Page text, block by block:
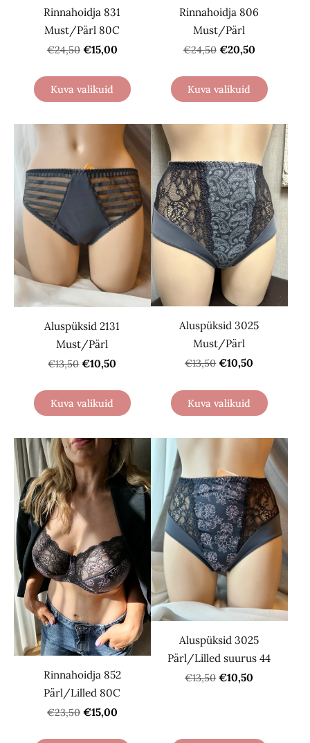
Rinnahoidja 831
Must/Pärl 80C
€24,50 €15,00
Kuva valikuid
Rinnahoidja 806
Must/Pärl
€24,50 €20,50
Kuva valikuid
Aluspüksid 2131
Must/Pärl
€13,50 €10,50
Kuva valikuid
Aluspüksid 3025
Must/Pärl
€13,50 €10,50
Kuva valikuid
Rinnahoidja 852
Pärl/Lilled 80C
€23,50 €15,00
Aluspüksid 3025
Pärl/Lilled suurus 44
€13,50 €10,50